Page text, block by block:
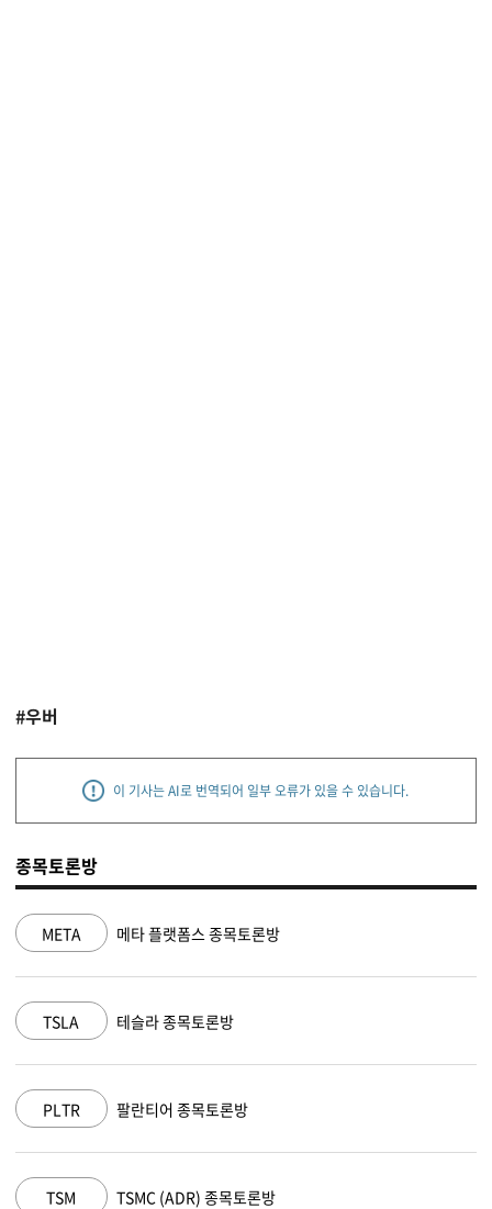
#우버
이 기사는 AI로 번역되어 일부 오류가 있을 수 있습니다.
종목토론방
메타 플랫폼스 종목토론방
TSLA 테슬라 종목토론방
팔란티어 종목토론방
TSM TSMC (ADR) 종목토론방